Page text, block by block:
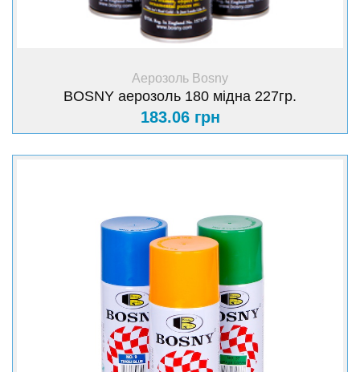
+ Купити
Аерозоль Bosny
BOSNY аерозоль 180 мідна 227гр.
183.06 грн